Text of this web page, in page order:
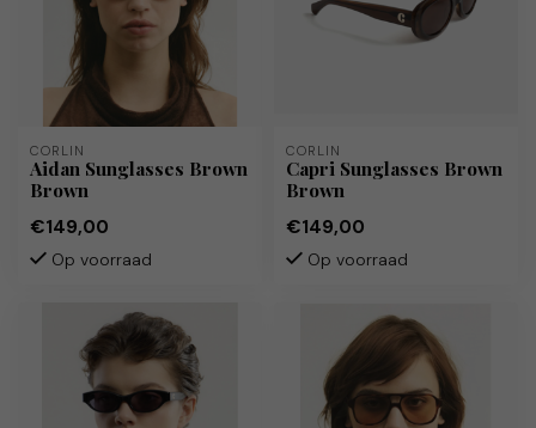
CORLIN
Aidan Sunglasses Brown
Brown
€149,00
Op voorraad
CORLIN
Capri Sunglasses Brown
Brown
€149,00
Op voorraad